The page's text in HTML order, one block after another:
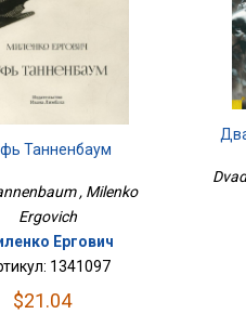
Танненбаум
, Milenko
Ergovich
Ергович
1341097
$21.04